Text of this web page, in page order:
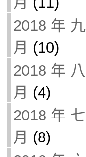
2018 年 九
月 (10)
2018 年 八
月 (4)
2018 年 七
月 (8)